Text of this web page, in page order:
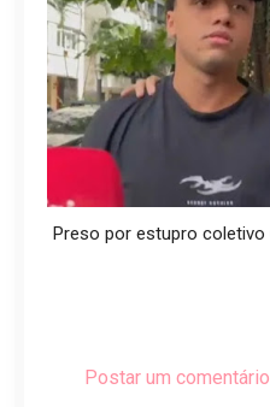
Preso por estupro coletivo
Postar um comentário